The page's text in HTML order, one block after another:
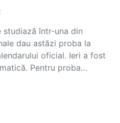
studiază într-una din
dau astăzi proba la
oficial. Ieri a fost
Pentru proba…